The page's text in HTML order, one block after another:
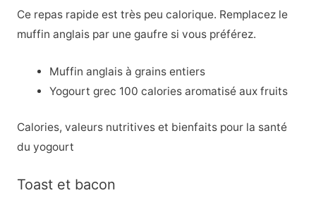
Ce repas rapide est très peu calorique. Remplacez le
muffin anglais par une gaufre si vous préférez.
Muffin anglais à grains entiers
Yogourt grec 100 calories aromatisé aux fruits
Calories, valeurs nutritives et bienfaits pour la santé
du yogourt
Toast et bacon